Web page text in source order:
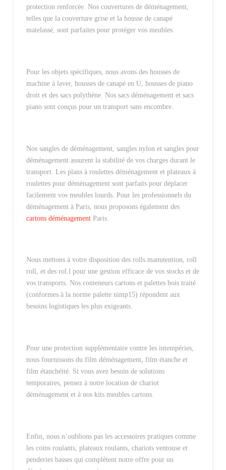
protection renforcée. Nos couvertures de déménagement,
telles que la couverture grise et la housse de canapé
matelassé, sont parfaites pour protéger vos meubles.
Pour les objets spécifiques, nous avons des housses de
machine à laver, housses de canapé en U, housses de piano
droit et des sacs polythène. Nos sacs déménagement et sacs
piano sont conçus pour un transport sans encombre.
Nos sangles de déménagement, sangles nylon et sangles pour
déménagement assurent la stabilité de vos charges durant le
transport. Les plans à roulettes déménagement et plateaux à
roulettes pour déménagement sont parfaits pour déplacer
facilement vos meubles lourds. Pour les professionnels du
déménagement à Paris, nous proposons également des
cartons déménagementParis.
Nous mettons à votre disposition des rolls manutention, roll
roll, et des rol.l pour une gestion efficace de vos stocks et de
vos transports. Nos conteneurs cartons et palettes bois traité
(conformes à la norme palette nimp15) répondent aux
besoins logistiques les plus exigeants.
Pour une protection supplémentaire contre les intempéries,
nous fournissons du film déménagement, film étanche et
film étanchéité. Si vous avez besoin de solutions
temporaires, pensez à notre location de chariot
déménagement et à nos kits meubles cartons.
Enfin, nous n’oublions pas les accessoires pratiques comme
les coins roulants, plateaux roulants, chariots ventouse et
penderies basses qui complètent notre offre pour un